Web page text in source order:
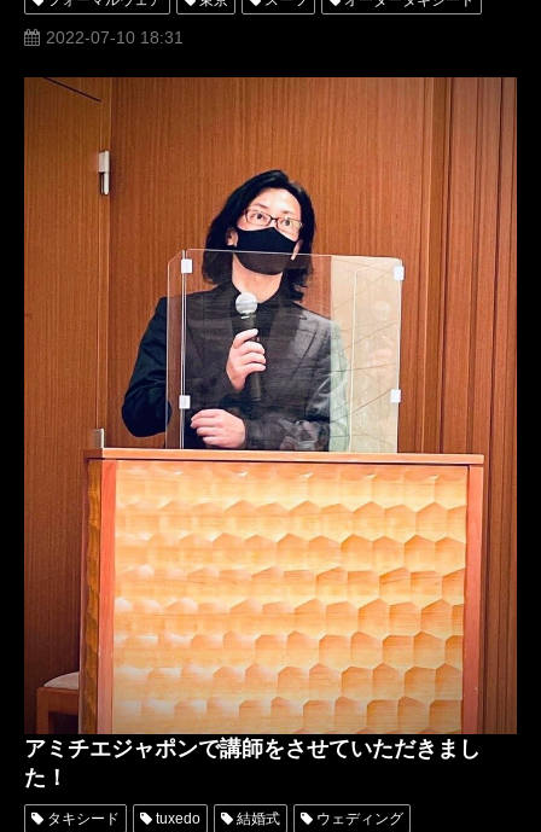
レンタルタキシード
タキシードオーダー東京
名古屋オーダータキシード
ドレスコード
2022-07-10 18:31
アミチエジャポンで講師をさせていただきまし
た！
タキシード tuxedo 結婚式 ウェディング